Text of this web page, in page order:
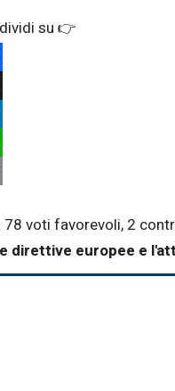
78 voti favorevoli, 2
direttive europee e